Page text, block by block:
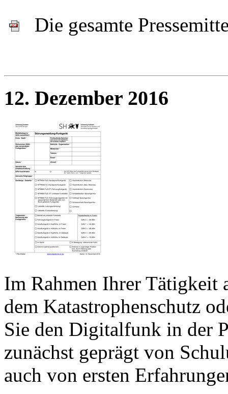
Die gesamte
12. Dezember 2016
Im Rahmen Ihrer Tätigkeit
dem Katastrophenschutz
Sie den Digitalfunk in der
zunächst geprägt von
auch von ersten